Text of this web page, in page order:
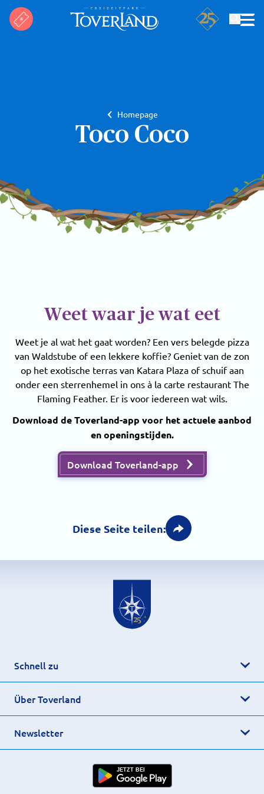
Homepage
Toco Coco
Weet waar je wat eet
Weet je al wat het gaat worden? Een vers belegde pizza
van Waldstube of een lekkere koffie? Geniet van de zon
op het exotische terras van Katara Plaza of schuif aan
onder een sterrenhemel in ons à la carte restaurant The
Flaming Feather. Er is voor iedereen wat wils.
Download de Toverland-app voor het actuele aanbod
en openingstijden.
Download Toverland-app
Diese Seite teilen:
Schnell zu
Über Toverland
Newsletter
JETZT BEI